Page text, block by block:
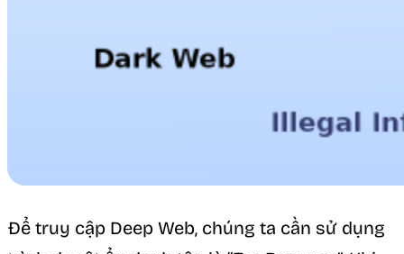
Để truy cập Deep Web, chúng ta cần sử dụng